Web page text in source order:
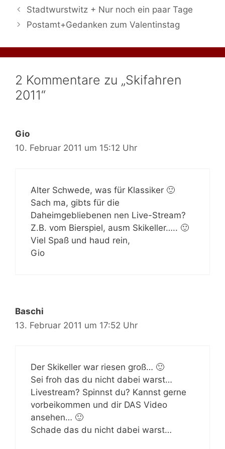
Stadtwurstwitz + Nur noch ein paar Tage
Postamt+Gedanken zum Valentinstag
2 Kommentare zu „Skifahren
2011“
Gio
10. Februar 2011 um 15:12 Uhr
Alter Schwede, was für Klassiker 🙂
Sach ma, gibts für die
Daheimgebliebenen nen Live-Stream?
Z.B. vom Bierspiel, ausm Skikeller….. 🙂
Viel Spaß und haud rein,
Gio
Baschi
13. Februar 2011 um 17:52 Uhr
Der Skikeller war riesen groß… 🙂
Sei froh das du nicht dabei warst…
Livestream? Spinnst du? Kannst gerne
vorbeikommen und dir DAS Video
ansehen… 🙂
Schade das du nicht dabei warst…